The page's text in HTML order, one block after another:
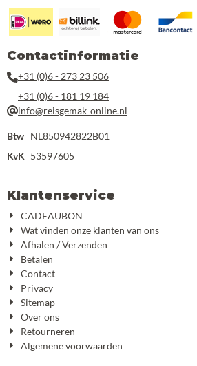
Contactinformatie
+31 (0)6 - 273 23 506
+31 (0)6 - 181 19 184
info@reisgemak-online.nl
Btw NL850942822B01
KvK 53597605
Klantenservice
CADEAUBON
Wat vinden onze klanten van ons
Afhalen / Verzenden
Betalen
Contact
Privacy
Sitemap
Over ons
Retourneren
Algemene voorwaarden